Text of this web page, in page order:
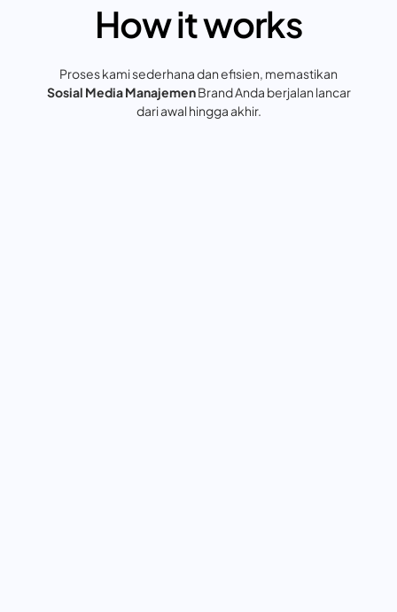
How it works
Proses kami sederhana dan efisien, memastikan
Sosial Media ManajemenBrand Anda berjalan lancar
dari awal hingga akhir.